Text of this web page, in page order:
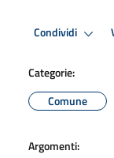
Condividi
Categorie:
Comune
Argomenti: